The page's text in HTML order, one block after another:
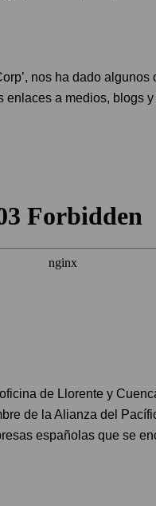
nos ha dado
a medios, blogs
de Llorente y
de la Alianza del
españolas que se